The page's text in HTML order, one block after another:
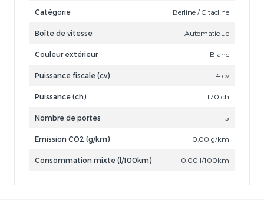
Catégorie Berline / Citadine
Boîte de vitesse Automatique
Couleur extérieur Blanc
Puissance fiscale (cv) 4 cv
Puissance (ch) 170 ch
Nombre de portes 5
Emission CO2 (g/km) 0.00 g/km
Consommation mixte (l/100km) 0.00 l/100km